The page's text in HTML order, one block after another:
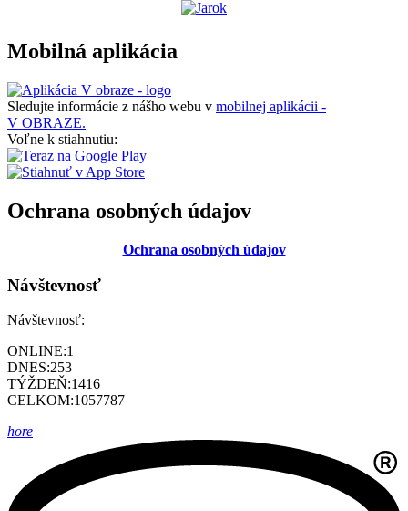
Mobilná aplikácia
Sledujte informácie z nášho webu v mobilnej aplikácii -
V OBRAZE.
Voľne k stiahnutiu:
Ochrana osobných údajov
Ochrana osobných údajov
Návštevnosť
Návštevnosť:
ONLINE:1
DNES:253
TÝŽDEŇ:1416
CELKOM:1057787
hore